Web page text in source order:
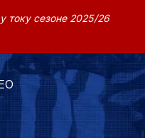
току сезоне 2025/26